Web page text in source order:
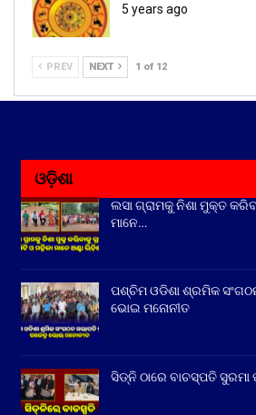
5 years ago
PREV NEXT 1 of 12
ଓଡ଼ିଶା
ଲସା ଗ୍ରାମକୁ ନିଶା ମୁକ୍ତ
ମାନେ…
ପଶ୍ଚିମ ଓଡିଶା ଶ୍ରମିକ
ଭୋଇ ମନୋନୀତ
ସିଡ୍‌ନି ଠାରେ ବାଚସ୍ପତି ସୁରମା